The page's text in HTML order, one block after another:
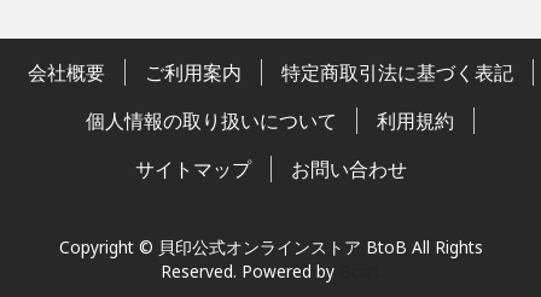
会社概要 ご利用案内
特定商取引法に基づく表記
個人情報の取り扱いについて
利用規約
サイトマップ
お問い合わせ
Copyright © 貝印公式オンラインストア BtoB All Rights
Reserved. Powered by